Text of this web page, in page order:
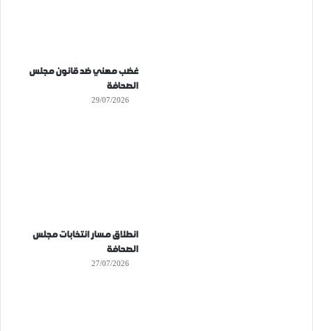
غضب مهني ضد قانون مجلس
الصحافة
29/07/2026
انطلاق مسار انتخابات مجلس
الصحافة
27/07/2026